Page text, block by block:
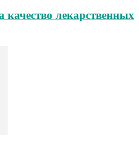
лекарственных